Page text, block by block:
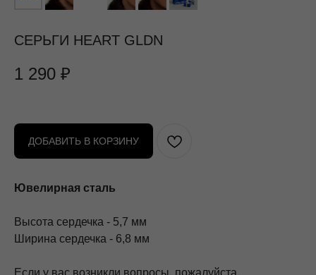
СЕРЬГИ HEART GLDN
1 290 ₽
ДОБАВИТЬ В КОРЗИНУ
Ювелирная сталь
Высота сердечка - 5,7 мм
Ширина сердечка - 6,8 мм
Если у вас возникли вопросы, пожалуйста,